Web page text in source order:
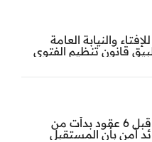
والنيابة العامة
قانون تنظيم الفتوى
منصور بن زايد: قبل 6 عقود بدأت من
آمن بأن المستقبل